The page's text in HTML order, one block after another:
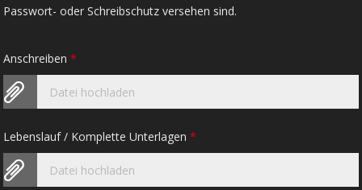
Passwort- oder Schreibschutz versehen sind.
Anschreiben*
Datei hochladen
Lebenslauf / Komplette Unterlagen*
Datei hochladen